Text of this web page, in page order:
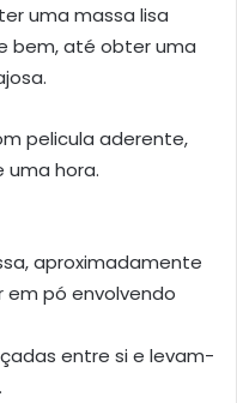
uma massa lisa
bem, até obter uma
pelicula aderente,
hora.
aproximadamente
em pó envolvendo
entre si e levam-